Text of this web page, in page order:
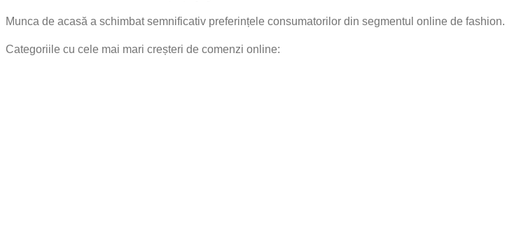
Munca de acasă a schimbat semnificativ preferințele consumatorilor din segmentul online de fashion.
Categoriile cu cele mai mari creșteri de comenzi online: